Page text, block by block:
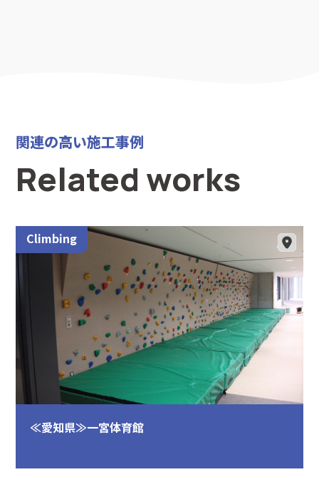
関連の高い施工事例
Related works
Climbing
≪愛知県≫一宮体育館